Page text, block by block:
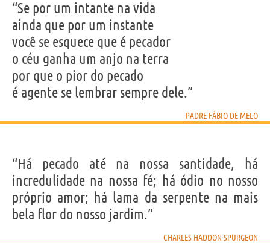
“Se por um intante na vida
ainda que por um instante
você se esquece que é pecador
o céu ganha um anjo na terra
por que o pior do pecado
é agente se lembrar sempre dele.”
PADRE FÁBIO DE MELO
“Há pecado até na nossa santidade, há
incredulidade na nossa fé; há ódio no nosso
próprio amor; há lama da serpente na mais
bela flor do nosso jardim.”
CHARLES HADDON SPURGEON